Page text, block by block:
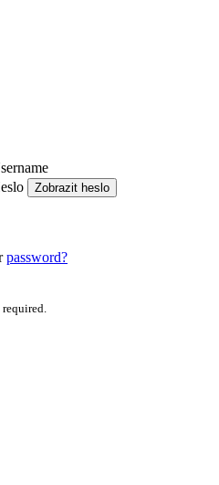
Zobrazit heslo
password?
required.